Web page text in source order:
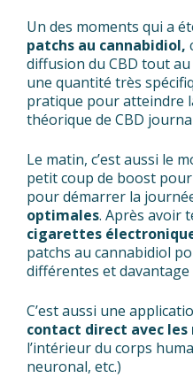
Un des moments qui a
patchs au cannabidiol,
diffusion du CBD tout
une quantité très
pratique pour atteindre
théorique de CBD
Le matin, c’est aussi le
petit coup de boost
pour démarrer la
optimales. Après avoir
cigarettes
patchs au cannabidiol
différentes et
C’est aussi une
contact direct avec les
l’intérieur du corps
neuronal, etc.)